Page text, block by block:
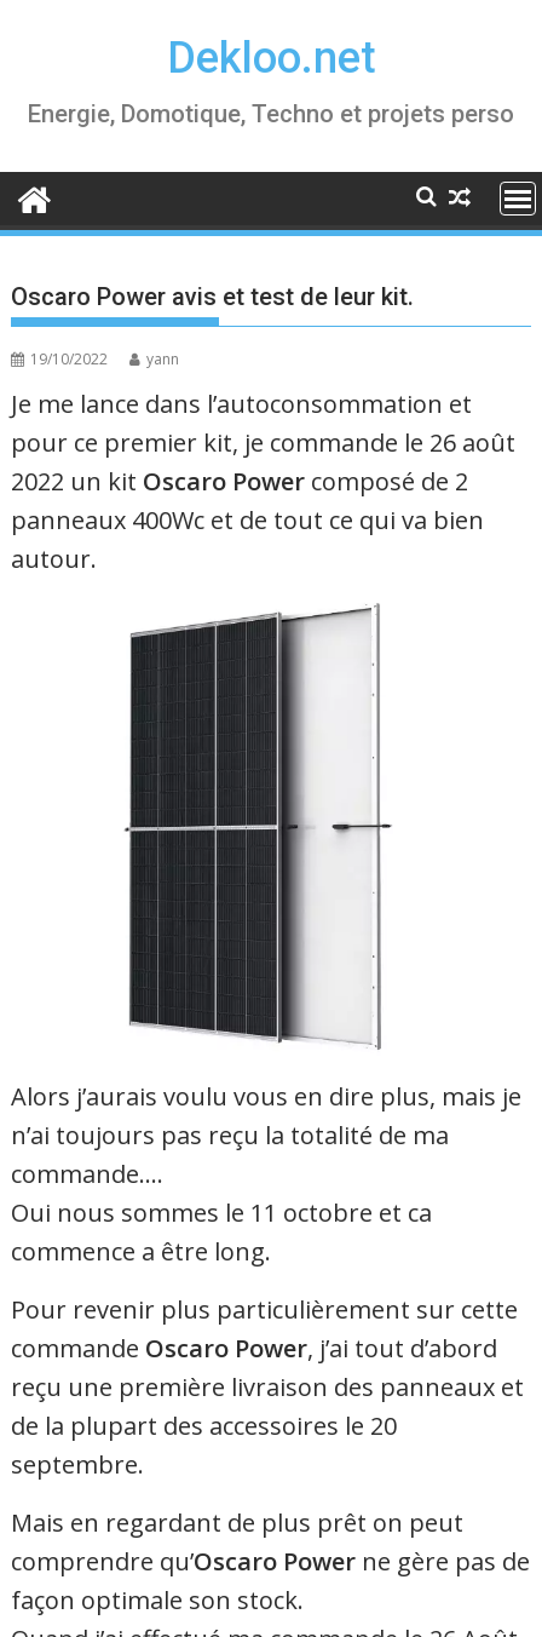
Dekloo.net
Energie, Domotique, Techno et projets perso
Oscaro Power avis et test de leur kit.
19/10/2022 yann
Je me lance dans l’autoconsommation et
pour ce premier kit, je commande le 26 août
2022 un kit Oscaro Power composé de 2
panneaux 400Wc et de tout ce qui va bien
autour.
Alors j’aurais voulu vous en dire plus, mais je
n’ai toujours pas reçu la totalité de ma
commande….
Oui nous sommes le 11 octobre et ca
commence a être long.
Pour revenir plus particulièrement sur cette
commande Oscaro Power, j’ai tout d’abord
reçu une première livraison des panneaux et
de la plupart des accessoires le 20
septembre.
Mais en regardant de plus prêt on peut
comprendre qu’Oscaro Power ne gère pas de
façon optimale son stock.